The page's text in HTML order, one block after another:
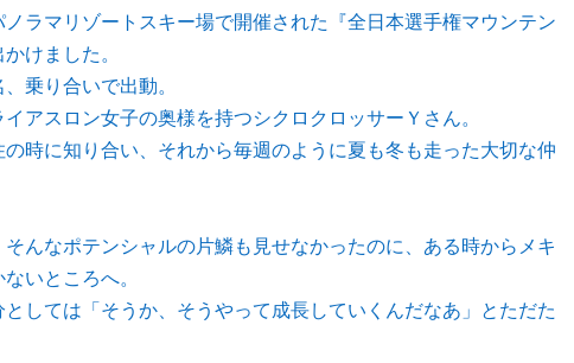
ラマリゾートスキー場で開催された『全日本選手権マウンテン
けました。
乗り合いで出動。
アスロン女子の奥様を持つシクロクロッサーＹさん。
の時に知り合い、それから毎週のように夏も冬も走った大切な仲
んなポテンシャルの片鱗も見せなかったのに、ある時からメキ
いところへ。
しては「そうか、そうやって成長していくんだなあ」とただた